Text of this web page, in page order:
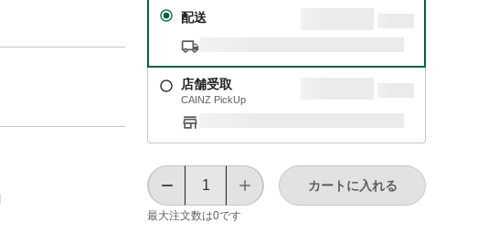
配送
店舗受取
CAINZ PickUp
最大注文数は0です
カートに入れる